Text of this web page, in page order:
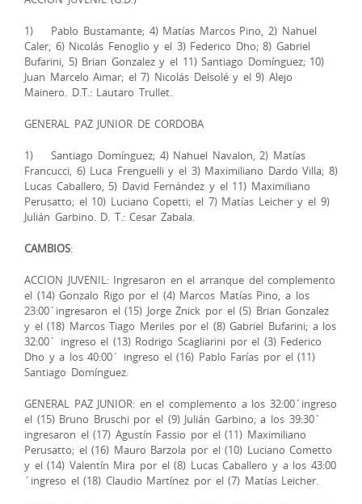
1) Pablo Bustamante; 4) Matías Marcos Pino, 2) Nahuel
Caler, 6) Nicolás Fenoglio y el 3) Federico Dho; 8) Gabriel
Bufarini, 5) Brian Gonzalez y el 11) Santiago Domínguez; 10)
Juan Marcelo Aimar; el 7) Nicolás Delsolé y el 9) Alejo
Mainero. D.T.: Lautaro Trullet.
GENERAL PAZ JUNIOR DE CORDOBA
1) Santiago Domínguez; 4) Nahuel Navalon, 2) Matías
Francucci, 6) Luca Frenguelli y el 3) Maximiliano Dardo Villa; 8)
Lucas Caballero, 5) David Fernández y el 11) Maximiliano
Perusatto; el 10) Luciano Copetti; el 7) Matías Leicher y el 9)
Julián Garbino. D. T.: Cesar Zabala.
CAMBIOS:
ACCION JUVENIL: Ingresaron en el arranque del complemento
el (14) Gonzalo Rigo por el (4) Marcos Matías Pino, a los
23:00´ingresaron el (15) Jorge Znick por el (5) Brian Gonzalez
y el (18) Marcos Tiago Meriles por el (8) Gabriel Bufarini; a los
32:00´ ingreso el (13) Rodrigo Scagliarini por el (3) Federico
Dho y a los 40:00´ ingreso el (16) Pablo Farías por el (11)
Santiago Domínguez.
GENERAL PAZ JUNIOR: en el complemento a los 32:00´ingreso
el (15) Bruno Bruschi por el (9) Julián Garbino; a los 39:30´
ingresaron el (17) Agustín Fassio por el (11) Maximiliano
Perusatto; el (16) Mauro Barzola por el (10) Luciano Cometto
y el (14) Valentín Mira por el (8) Lucas Caballero y a los 43:00
´ingreso el (18) Claudio Martínez por el (7) Matías Leicher.